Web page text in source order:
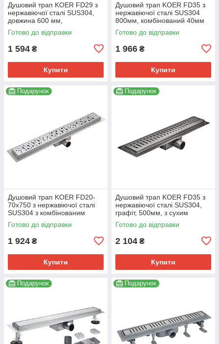
Душовий трап KOER FD29 з
нержавіючої сталі SUS304,
довжина 600 мм,
комбінований затвор
(KR3273)
Готово до відправки
1 594 ₴
Купити
Душовий трап KOER FD35 з
нержавіючої сталі SUS304
800мм, комбінований 40мм
(KR3280)
Готово до відправки
1 966 ₴
Купити
Подарунок
Душовий трап KOER FD20-
70x750 з нержавіючої сталі
SUS304 з комбінованим
затвором (KR4744)
Готово до відправки
1 924 ₴
Купити
Подарунок
Душовий трап KOER FD35 з
нержавіючої сталі SUS304,
графіт, 500мм, з сухим
затвором (AC0657)
Готово до відправки
2 104 ₴
Купити
Подарунок Подарунок